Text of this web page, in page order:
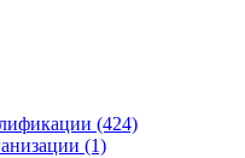
(424)
(1)